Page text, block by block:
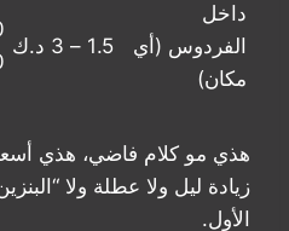
داخل
الفردوس (أي
مكان)
1.5 – 3 د.ك
هذي مو كلام فاضي، هذي
زيادة ليل ولا عطلة ولا
الأول.